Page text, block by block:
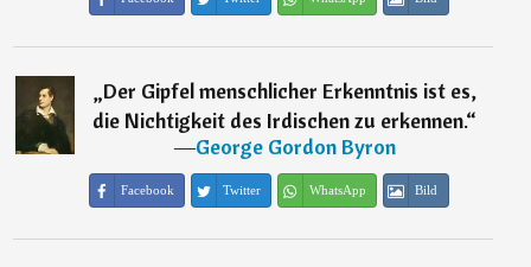
„Der Gipfel menschlicher Erkenntnis ist es,
die Nichtigkeit des Irdischen zu erkennen.“
―George Gordon Byron
Facebook Twitter WhatsApp Bild